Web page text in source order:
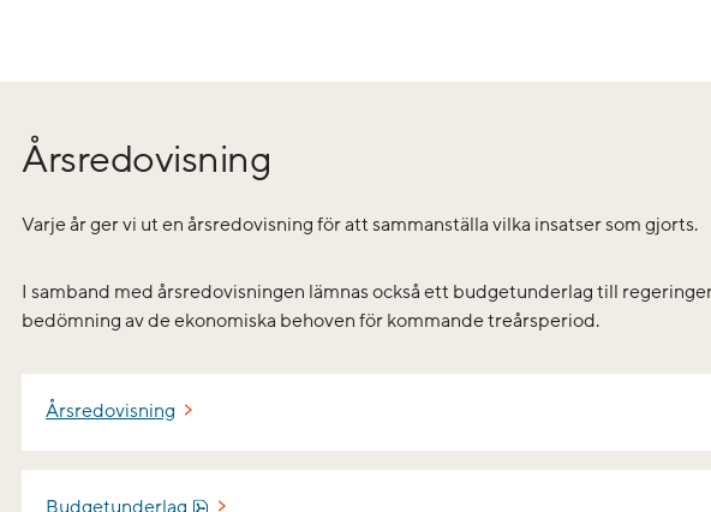
Årsredovisning
Varje år ger vi ut en årsredovisning för att sammanställa vilka insatser som gjorts.
I samband med årsredovisningen lämnas också ett budgetunderlag till
bedömning av de ekonomiska behoven för kommande treårsperiod.
Årsredovisning
pdf, 586.3 kB.